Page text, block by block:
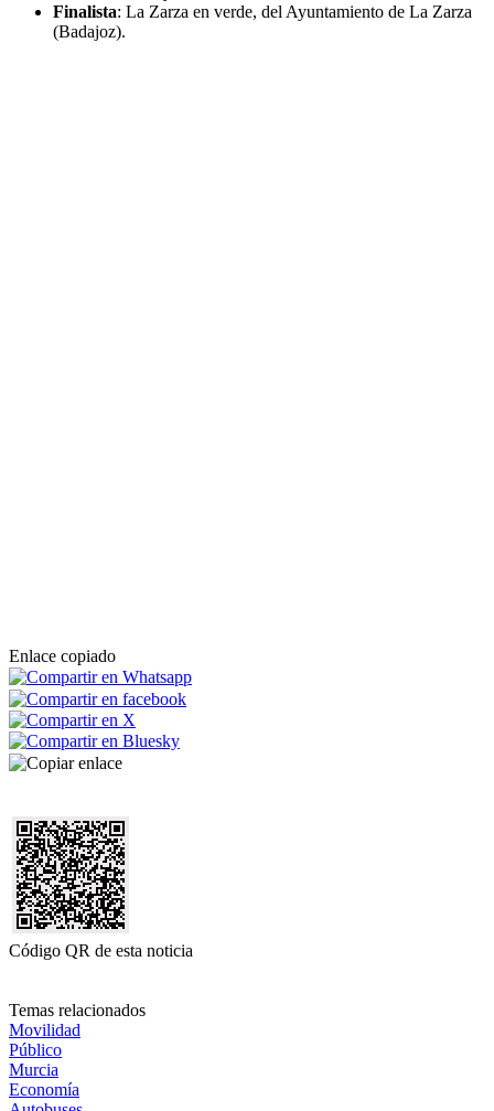
Finalista: La Zarza en verde, del Ayuntamiento de La Zarza
(Badajoz).
Enlace copiado
Código QR de esta noticia
Temas relacionados
Movilidad
Público
Murcia
Economía